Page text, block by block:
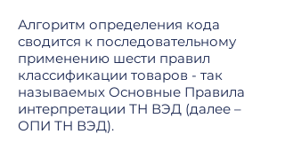
Алгоритм определения кода
сводится к последовательному
применению шести правил
классификации товаров - так
называемых Основные Правила
интерпретации ТН ВЭД (далее –
ОПИ ТН ВЭД).